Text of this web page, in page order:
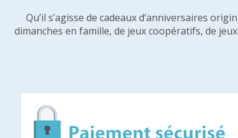
Qu’il s’agisse de cadeaux d’anniversaires
dimanches en famille, de jeux coopératifs, de